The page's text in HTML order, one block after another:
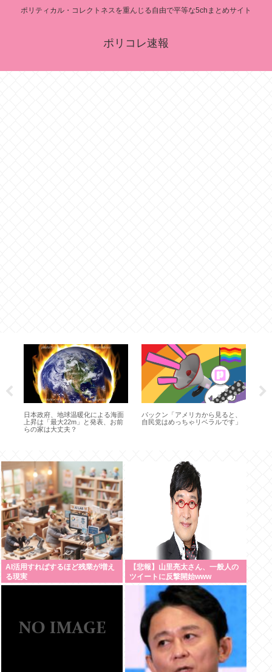
ポリティカル・コレクトネスを重んじる自由で平等な5chまとめサイト
ポリコレ速報
日本政府、地球温暖化による海面
上昇は「最大22m」と発表、お前
らの家は大丈夫？
パックン「アメリカから見ると、
自民党はめっちゃリベラルです」
AI活用すればするほど残業が増え
る現実
【悲報】山里亮太さん、一般人の
ツイートに反撃開始www